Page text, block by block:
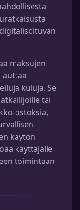
maksujen
auttaa
kuluja. Se
tai
ostoksia,
käytön
käyttäjälle
toimintaan